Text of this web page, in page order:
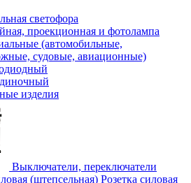
светофора
проекционная и фотолампа
(автомобильные,
судовые, авиационные)
изделия
Выключатели, переключатели
Розетка силовая